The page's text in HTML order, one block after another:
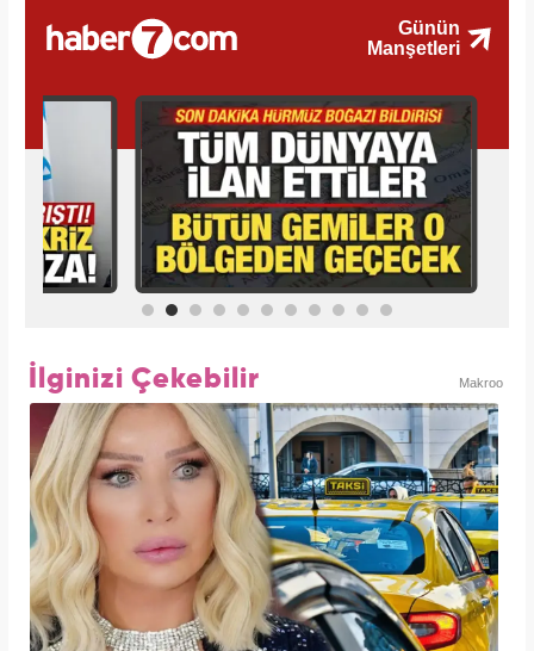
İlginizi Çekebilir Makroo